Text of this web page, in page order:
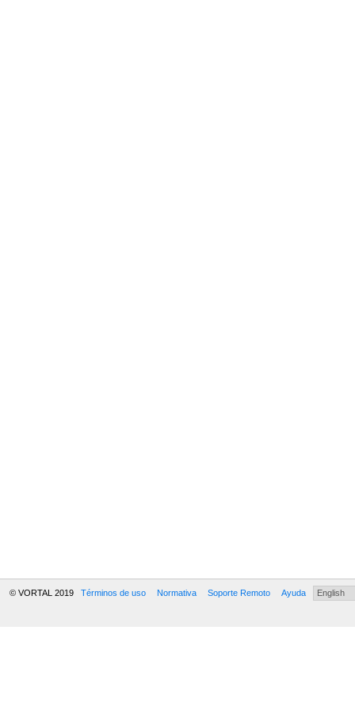
© VORTAL 2019 Términos de uso Normativa Soporte Remoto Ayuda